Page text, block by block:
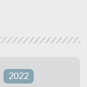
2022